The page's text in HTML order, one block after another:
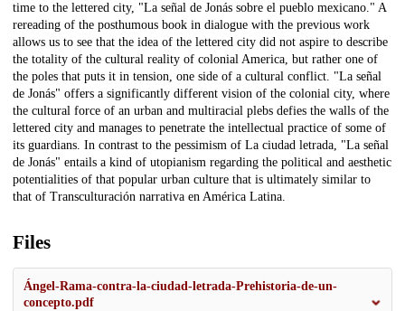
time to the lettered city, "La señal de Jonás sobre el pueblo mexicano." A
rereading of the posthumous book in dialogue with the previous work
allows us to see that the idea of the lettered city did not aspire to describe
the totality of the cultural reality of colonial America, but rather one of
the poles that puts it in tension, one side of a cultural conflict. "La señal
de Jonás" offers a significantly different vision of the colonial city, where
the cultural force of an urban and multiracial plebs defies the walls of the
lettered city and manages to penetrate the intellectual practice of some of
its guardians. In contrast to the pessimism of La ciudad letrada, "La señal
de Jonás" entails a kind of utopianism regarding the political and aesthetic
potentialities of that popular urban culture that is ultimately similar to
that of Transculturación narrativa en América Latina.
Files
Ángel-Rama-contra-la-ciudad-letrada-Prehistoria-de-un-
concepto.pdf